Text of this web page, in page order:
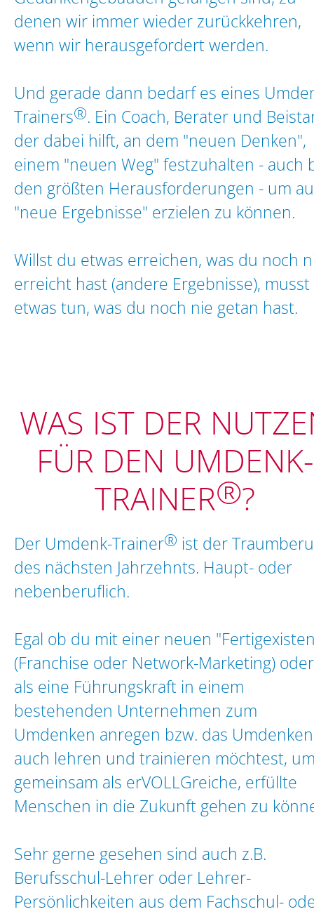
denen wir immer wieder zurückkehren,
wenn wir herausgefordert werden.
Und gerade dann bedarf es eines
Trainers®. Ein Coach, Berater und
der dabei hilft, an dem "neuen Denken",
einem "neuen Weg" festzuhalten - auch
den größten Herausforderungen - um
"neue Ergebnisse" erzielen zu können.
Willst du etwas erreichen, was du noch
erreicht hast (andere Ergebnisse),
etwas tun, was du noch nie getan hast.
WAS IST DER
FÜR DEN UMDENK-
TRAINER®?
Der Umdenk-Trainer® ist der
des nächsten Jahrzehnts. Haupt- oder
nebenberuflich.
Egal ob du mit einer neuen
(Franchise oder Network-Marketing) oder
als eine Führungskraft in einem
bestehenden Unternehmen zum
Umdenken anregen bzw. das Umdenken
auch lehren und trainieren möchtest,
gemeinsam als erVOLLGreiche, erfüllte
Menschen in die Zukunft gehen zu
Sehr gerne gesehen sind auch z.B.
Berufsschul-Lehrer oder Lehrer-
Persönlichkeiten aus dem Fachschul-